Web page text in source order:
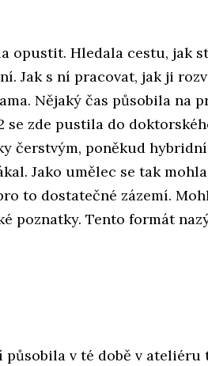
opustit. Hledala cestu, jak
Jak s ní pracovat, jak ji
Nějaký čas působila na
se zde pustila do
čerstvým, poněkud
Jako umělec se tak
to dostatečné zázemí.
poznatky. Tento formát
v té době v ateliéru